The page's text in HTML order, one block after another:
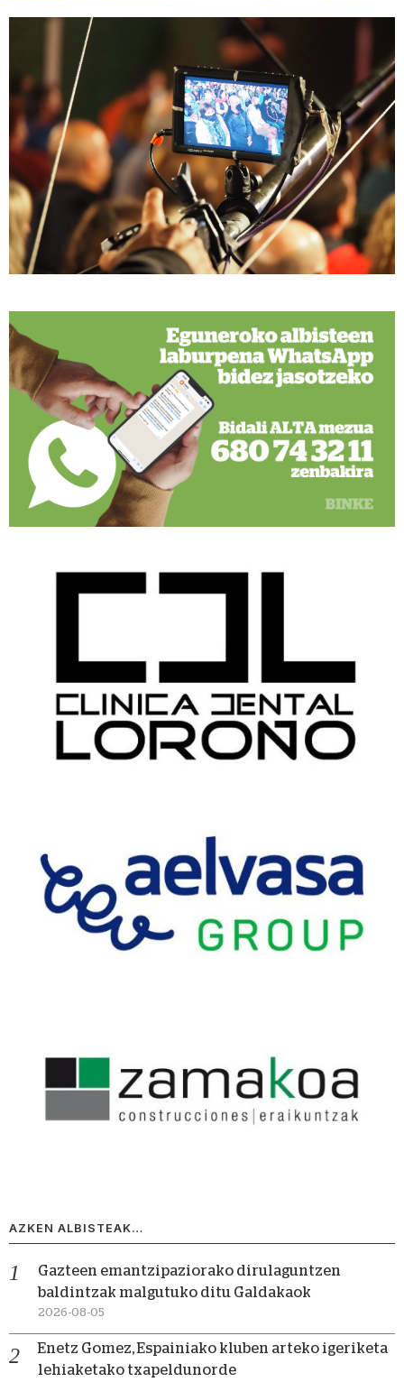
AZKEN ALBISTEAK…
Gazteen emantzipaziorako dirulaguntzen
baldintzak malgutuko ditu Galdakaok
2026-08-05
Enetz Gomez, Espainiako kluben arteko igeriketa
lehiaketako txapeldunorde